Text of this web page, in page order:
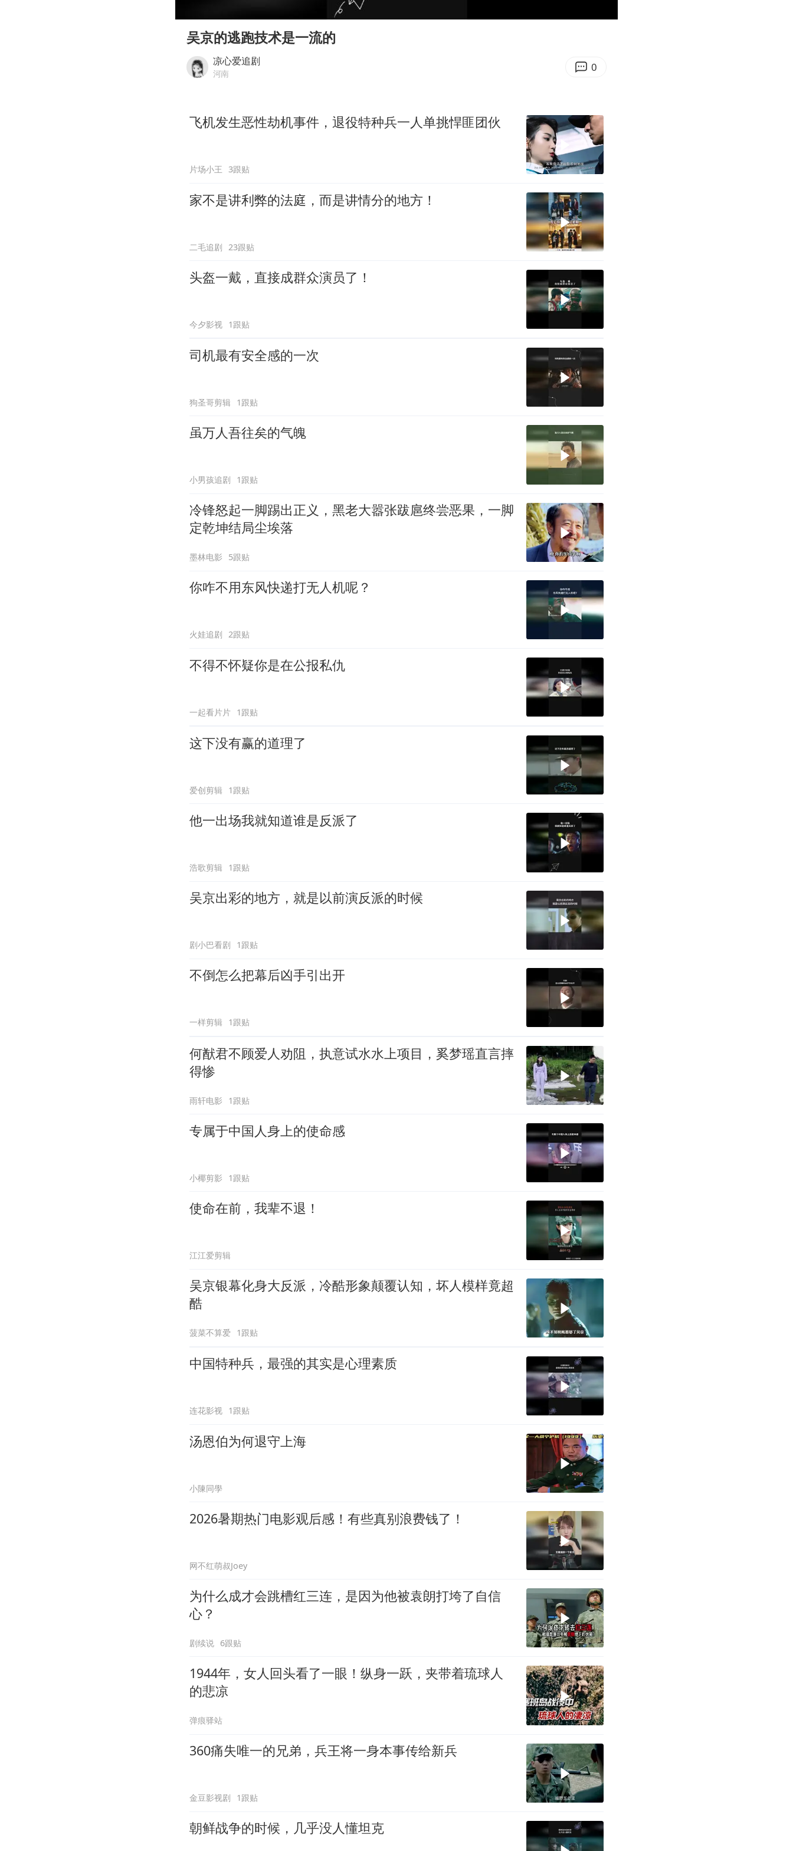
把党建设得更加坚强有力
宇树科技王兴兴身家有望超200亿元
贵州轮胎子公司获美国退税8136万
吴京的逃跑技术是一流的
凉心爱追剧
河南 0
飞机发生恶性劫机事件，退役特种兵一人单挑悍匪团伙
片场小王 3跟贴
家不是讲利弊的法庭，而是讲情分的地方！
二毛追剧 23跟贴
头盔一戴，直接成群众演员了！
今夕影视 1跟贴
司机最有安全感的一次
狗圣哥剪辑 1跟贴
虽万人吾往矣的气魄
小男孩追剧 1跟贴
冷锋怒起一脚踢出正义，黑老大嚣张跋扈终尝恶果，一脚
定乾坤结局尘埃落
墨林电影 5跟贴
你咋不用东风快递打无人机呢？
火娃追剧 2跟贴
不得不怀疑你是在公报私仇
一起看片片 1跟贴
这下没有赢的道理了
爱创剪辑 1跟贴
他一出场我就知道谁是反派了
浩歌剪辑 1跟贴
吴京出彩的地方，就是以前演反派的时候
剧小巴看剧 1跟贴
不倒怎么把幕后凶手引出开
一样剪辑 1跟贴
何猷君不顾爱人劝阻，执意试水水上项目，奚梦瑶直言摔
得惨
雨轩电影 1跟贴
专属于中国人身上的使命感
小椰剪影 1跟贴
使命在前，我辈不退！
江江爱剪辑
吴京银幕化身大反派，冷酷形象颠覆认知，坏人模样竟超
酷
菠菜不算爱 1跟贴
中国特种兵，最强的其实是心理素质
连花影视 1跟贴
汤恩伯为何退守上海
小陳同學
2026暑期热门电影观后感！有些真别浪费钱了！
网不红萌叔Joey
为什么成才会跳槽红三连，是因为他被袁朗打垮了自信
心？
剧续说 6跟贴
1944年，女人回头看了一眼！纵身一跃，夹带着琉球人
的悲凉
弹痕驿站
360痛失唯一的兄弟，兵王将一身本事传给新兵
金豆影视剧 1跟贴
朝鲜战争的时候，几乎没人懂坦克